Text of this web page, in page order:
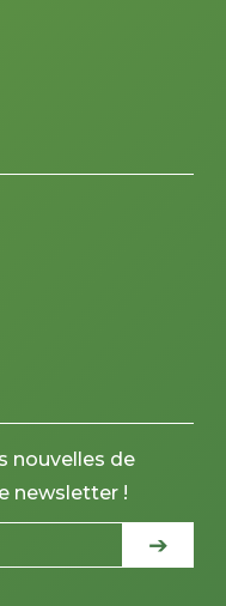
nouvelles de
newsletter !